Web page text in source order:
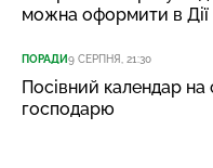
можна оформити в Дії
ПОРАДИ9 СЕРПНЯ, 21:30
Посівний календар на
господарю